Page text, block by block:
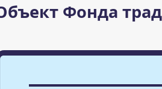
Фонда